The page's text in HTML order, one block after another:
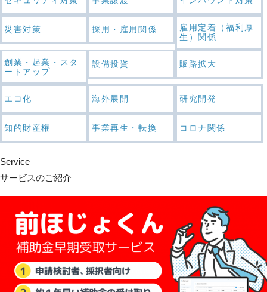
災害対策 採用・雇用関係
雇用定着（福利厚
生）関係
創業・起業・スタ
ートアップ
設備投資 販路拡大
エコ化 海外展開 研究開発
知的財産権 事業再生・転換 コロナ関係
Service
サービスのご紹介